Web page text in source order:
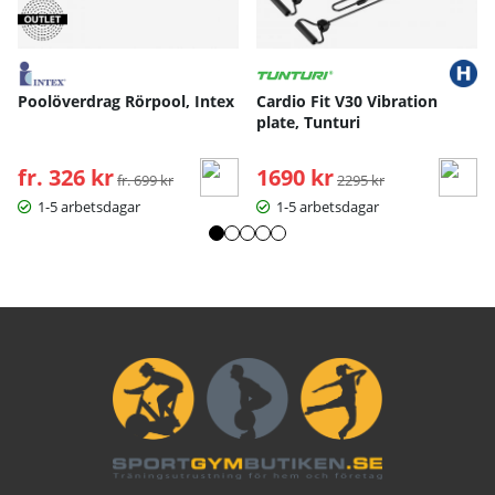
Poolöverdrag Rörpool, Intex
fr. 326 kr Ordinarie pris:
fr. 699 kr
1-5 arbetsdagar
Cardio Fit V30 Vibration
plate, Tunturi
1690 kr Ordinarie pris:
2295 kr
1-5 arbetsdagar